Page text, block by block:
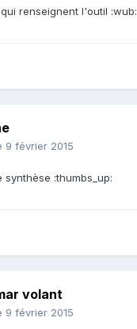
renseignent l'outil :wub:
9 février 2015
:thumbs_up:
volant
9 février 2015